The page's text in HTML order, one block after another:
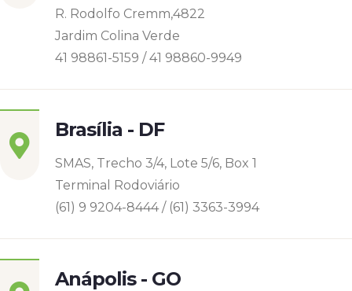
R. Rodolfo Cremm,4822
Jardim Colina Verde
41 98861-5159 / 41 98860-9949
Brasília - DF
SMAS, Trecho 3/4, Lote 5/6, Box 1
Terminal Rodoviário
(61) 9 9204-8444 / (61) 3363-3994
Anápolis - GO